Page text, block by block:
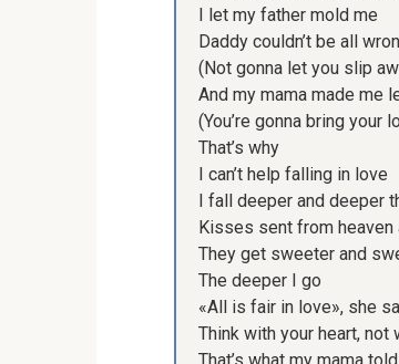
I let my father mold me
Daddy couldn’t be all
(Not gonna let you slip
And my mama made me
(You’re gonna bring your
That’s why
I can’t help falling in love
I fall deeper and deeper
Kisses sent from heaven
They get sweeter and
The deeper I go
«All is fair in love», she
Think with your heart, not